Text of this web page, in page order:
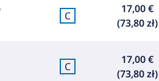
C
17,00 €
(73,80 zł)
C
17,00 €
(73,80 zł)